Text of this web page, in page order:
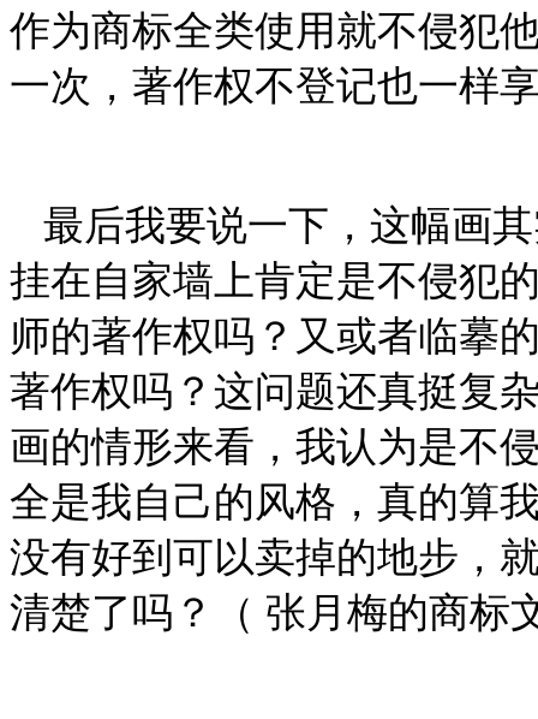
作为商标全类使用就不侵犯
一次，著作权不登记也一样
最后我要说一下，这幅画
挂在自家墙上肯定是不侵犯
师的著作权吗？又或者临摹
著作权吗？这问题还真挺复
画的情形来看，我认为是不
全是我自己的风格，真的算
没有好到可以卖掉的地步，
清楚了吗？
（ 张月梅的商标